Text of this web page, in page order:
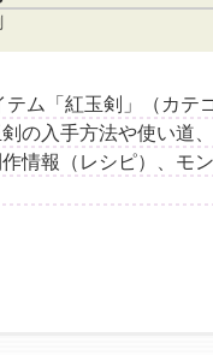
テム「紅玉剣」（カテ
の入手方法や使い道
情報（レシピ）、モ